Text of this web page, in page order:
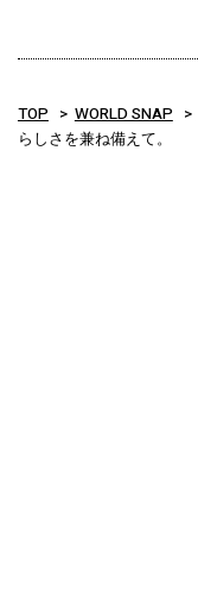
TOP WORLD SNAP
らしさを兼ね備えて。